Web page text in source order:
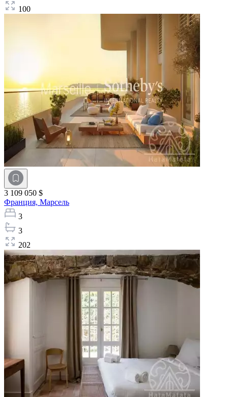
100
3 109 050 $
Франция, Марсель
3
3
202